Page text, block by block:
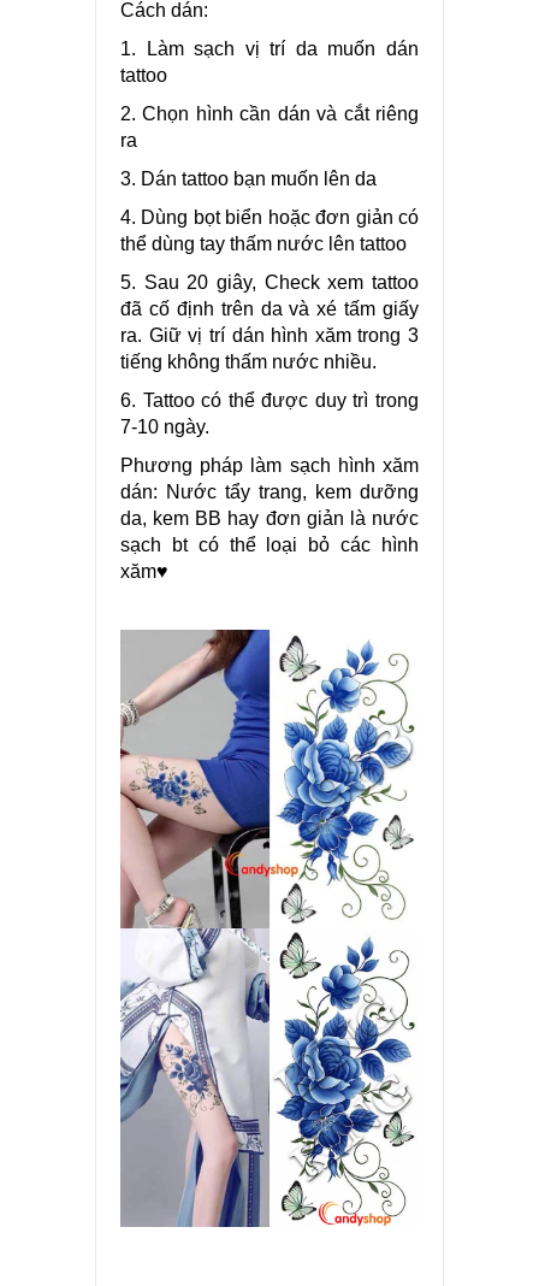
Cách dán:
1. Làm sạch vị trí da muốn dán
tattoo
2. Chọn hình cần dán và cắt riêng
ra
3. Dán tattoo bạn muốn lên da
4. Dùng bọt biển hoặc đơn giản có
thể dùng tay thấm nước lên tattoo
5. Sau 20 giây, Check xem tattoo
đã cố định trên da và xé tấm giấy
ra. Giữ vị trí dán hình xăm trong 3
tiếng không thấm nước nhiều.
6. Tattoo có thể được duy trì trong
7-10 ngày.
Phương pháp làm sạch hình xăm
dán: Nước tẩy trang, kem dưỡng
da, kem BB hay đơn giản là nước
sạch bt có thể loại bỏ các hình
xăm♥